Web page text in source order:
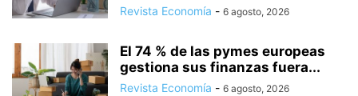
Revista Economía - 6 agosto, 2026
El 74 % de las pymes europeas
gestiona sus finanzas fuera...
Revista Economía - 6 agosto, 2026